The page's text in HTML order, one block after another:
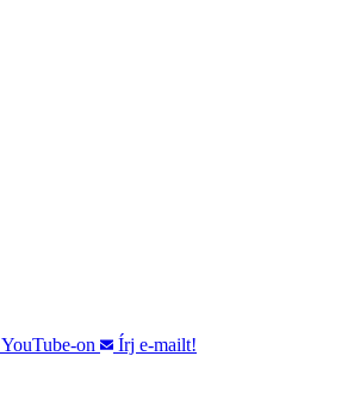
YouTube-on
Írj e-mailt!